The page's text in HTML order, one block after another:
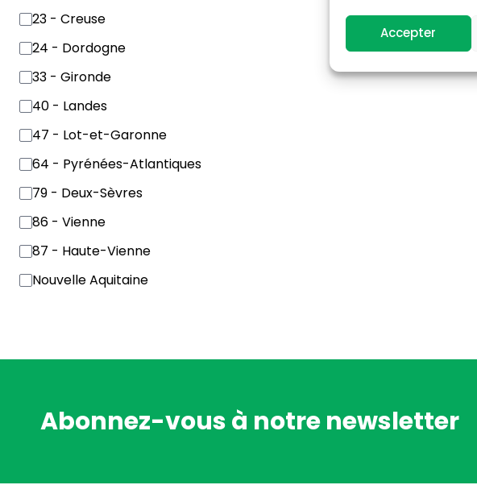
Accepter
23 - Creuse
24 - Dordogne
33 - Gironde
40 - Landes
47 - Lot-et-Garonne
64 - Pyrénées-Atlantiques
79 - Deux-Sèvres
86 - Vienne
87 - Haute-Vienne
Nouvelle Aquitaine
Abonnez-vous à notre newsletter